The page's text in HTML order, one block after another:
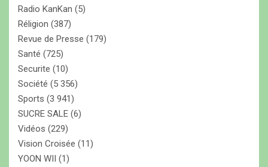
Radio KanKan (5)
Réligion (387)
Revue de Presse (179)
Santé (725)
Securite (10)
Société (5 356)
Sports (3 941)
SUCRE SALE (6)
Vidéos (229)
Vision Croisée (11)
YOON WII (1)